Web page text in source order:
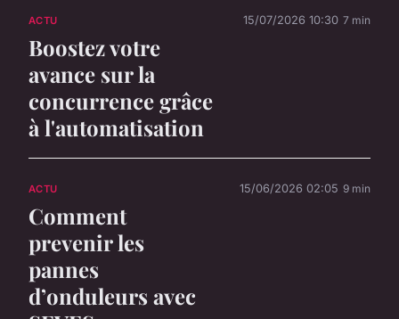
ACTU
Boostez votre
avance sur la
concurrence grâce
à l'automatisation
15/07/2026 10:30 7 min
ACTU
Comment
prevenir les
pannes
d’onduleurs avec
15/06/2026 02:05 9 min